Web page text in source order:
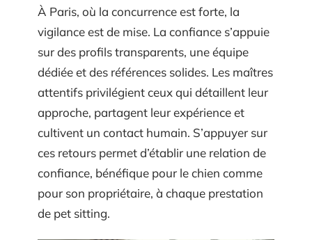
À Paris, où la concurrence est forte, la
vigilance est de mise. La confiance s’appuie
sur des profils transparents, une équipe
dédiée et des références solides. Les maîtres
attentifs privilégient ceux qui détaillent leur
approche, partagent leur expérience et
cultivent un contact humain. S’appuyer sur
ces retours permet d’établir une relation de
confiance, bénéfique pour le chien comme
pour son propriétaire, à chaque prestation
de pet sitting.